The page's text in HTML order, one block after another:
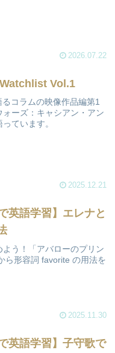
2026.07.22
Vol.1
コラムの映像作品編第1
ーズ：キャシアン・アン
ています。
2025.12.21
英語学習】エレナと
う！「アバローのプリン
ら形容詞 favorite の用法を
2025.11.30
英語学習】子守歌で